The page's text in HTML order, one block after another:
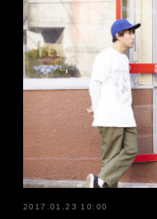
2017.01.23 10:00